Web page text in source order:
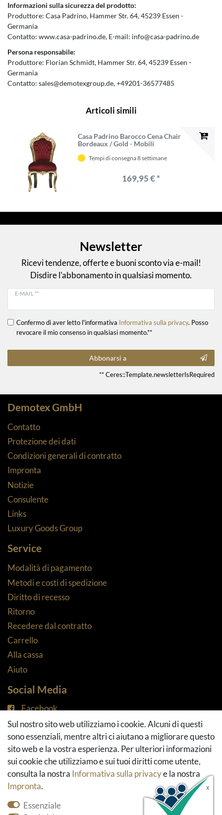
Informazioni sulla sicurezza del prodotto:
Produttore: Casa Padrino Hammer Str.64 45239 Essen
Germania
Contatto: www.casa-padrino.de E-mail: info@casa-padrino.de
Persona responsabile:
Produttore: Florian Schmidt Hammer Str.64 45239 Essen
Germania
Contatto: sales@demotexgroup.de +49201-36577485
Articoli simili
Casa Padrino Barocco Cena Chair
Bordeaux / Gold - Mobili
Tempi di consegna 8 settimane
169,95 € *
Newsletter
Ricevi tendenze, offerte e buoni sconto via e-mail!
Disdire l'abbonamento in qualsiasi momento.
E-MAIL **
Confermo di aver letto l'informativa Informativa sulla privacy. Posso
revocare il mio consenso in qualsiasi momento.**
Abbonarsi a
** Ceres::Template.newsletterIsRequired
Demotex GmbH
Contatto
Protezione dei dati
Condizioni generali di contratto
Impronta
Notizie
Consulente
Links
Luxury Goods Group
Service
Modalità di pagamento
Metodi e costi di spedizione
Diritto di recesso
Ritorno
Recedere dal contratto
Carrello
Alla cassa
Aiuto
Social Media
Facebook
Instagram
Pinterest
Youtube
Houzz
Sul nostro sito web utilizziamo i cookie. Alcuni di questi
sono essenziali, mentre altri ci aiutano a migliorare questo
sito web e la vostra esperienza. Per ulteriori informazioni
sui cookie che utilizziamo e sui tuoi diritti come utente,
consulta la nostra Informativa sulla privacye la nostra
Impronta.
Essenziale